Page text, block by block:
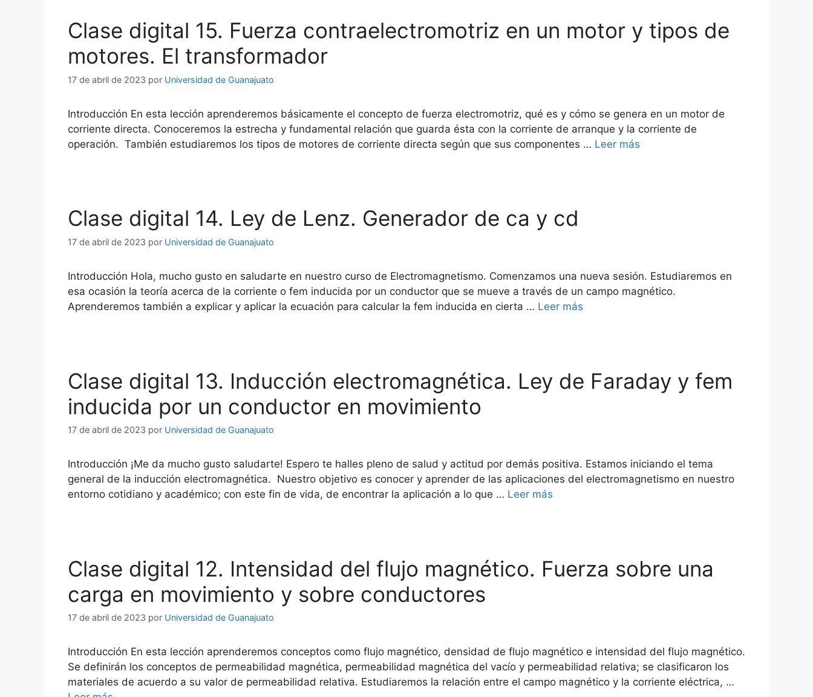
Clase digital 15. Fuerza contraelectromotriz en un motor y tipos de
motores. El transformador
17 de abril de 2023 por Universidad de Guanajuato
Introducción En esta lección aprenderemos básicamente el concepto de fuerza electromotriz, qué es y cómo se genera en un motor de
corriente directa. Conoceremos la estrecha y fundamental relación que guarda ésta con la corriente de arranque y la corriente de
operación. También estudiaremos los tipos de motores de corriente directa según que sus componentes … Leer más
Clase digital 14. Ley de Lenz. Generador de ca y cd
17 de abril de 2023 por Universidad de Guanajuato
Introducción Hola, mucho gusto en saludarte en nuestro curso de Electromagnetismo. Comenzamos una nueva sesión. Estudiaremos en
esa ocasión la teoría acerca de la corriente o fem inducida por un conductor que se mueve a través de un campo magnético.
Aprenderemos también a explicar y aplicar la ecuación para calcular la fem inducida en cierta … Leer más
Clase digital 13. Inducción electromagnética. Ley de Faraday y fem
inducida por un conductor en movimiento
17 de abril de 2023 por Universidad de Guanajuato
Introducción ¡Me da mucho gusto saludarte! Espero te halles pleno de salud y actitud por demás positiva. Estamos iniciando el tema
general de la inducción electromagnética. Nuestro objetivo es conocer y aprender de las aplicaciones del electromagnetismo en nuestro
entorno cotidiano y académico; con este fin de vida, de encontrar la aplicación a lo que … Leer más
Clase digital 12. Intensidad del flujo magnético. Fuerza sobre una
carga en movimiento y sobre conductores
17 de abril de 2023 por Universidad de Guanajuato
Introducción En esta lección aprenderemos conceptos como flujo magnético, densidad de flujo magnético e intensidad del flujo magnético.
Se definirán los conceptos de permeabilidad magnética, permeabilidad magnética del vacío y permeabilidad relativa; se clasificaron los
materiales de acuerdo a su valor de permeabilidad relativa. Estudiaremos la relación entre el campo magnético y la corriente eléctrica, …